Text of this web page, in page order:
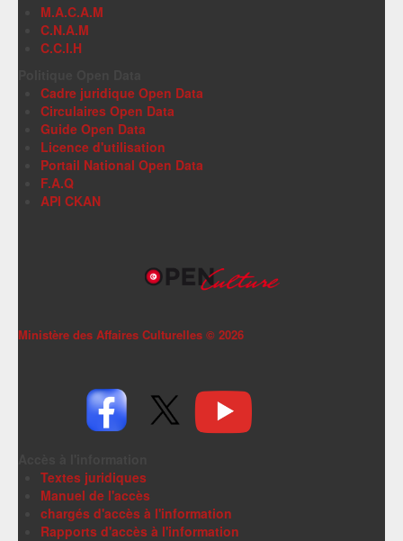
M.A.C.A.M
C.N.A.M
C.C.I.H
Cadre juridique Open Data
Circulaires Open Data
Guide Open Data
Licence d'utilisation
Portail National Open Data
F.A.Q
API CKAN
Ministère des Affaires Culturelles © 2026
Textes juridiques
Manuel de l'accès
chargés d'accès à l'information
Rapports d'accès à l'information